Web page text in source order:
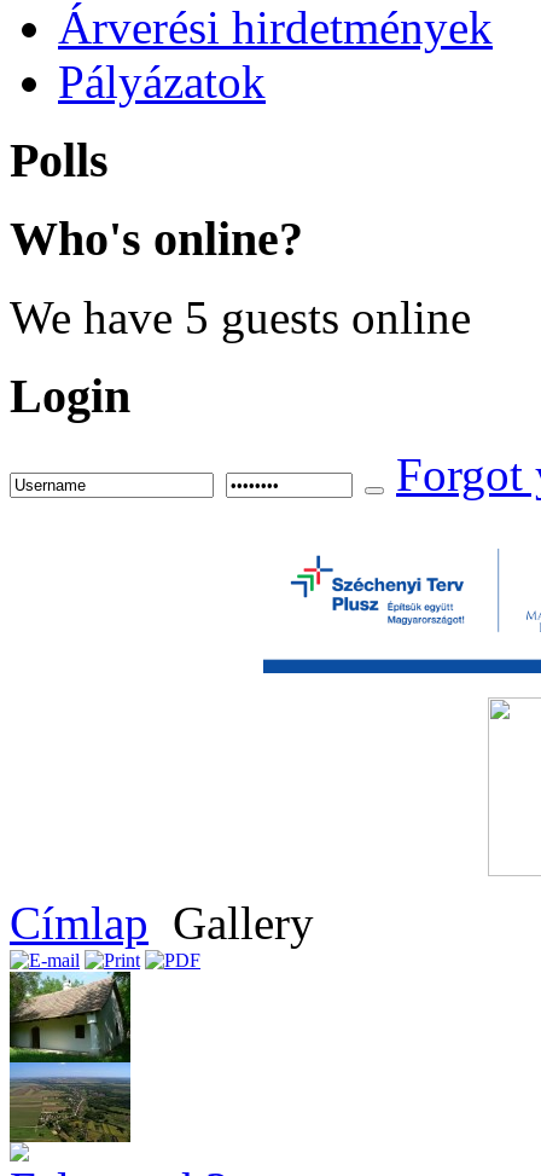
Árverési hirdetmények
Pályázatok
Polls
Who's online?
We have 5 guests online
Login
Forgot
Címlap Gallery